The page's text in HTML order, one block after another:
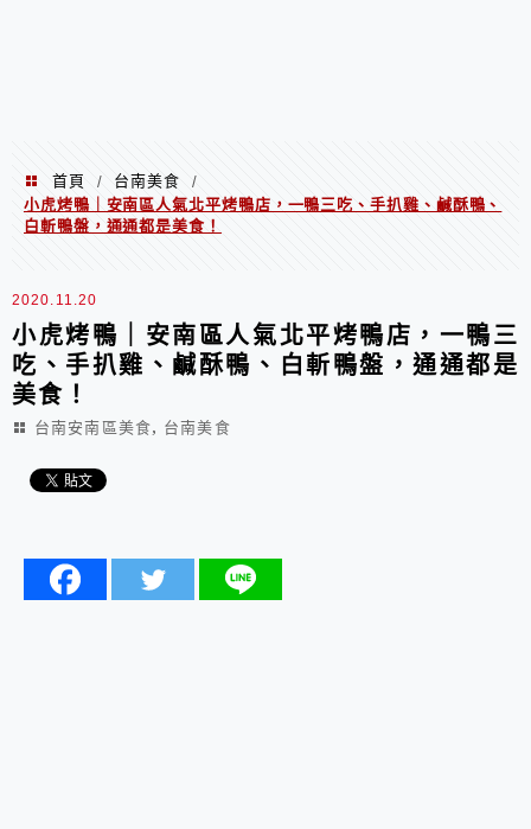
首頁 / 台南美食
/
小虎烤鴨｜安南區人氣北平烤鴨店，一鴨三吃、手扒雞、鹹酥鴨、
白斬鴨盤，通通都是美食！
2020.11.20
小虎烤鴨｜安南區人氣北平烤鴨店，一鴨三
吃、手扒雞、鹹酥鴨、白斬鴨盤，通通都是
美食！
台南安南區美食, 台南美食